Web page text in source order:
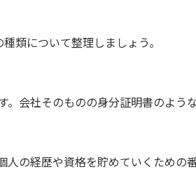
類について整理しましょう。
会社そのものの身分証明書のよう
の経歴や資格を貯めていくための